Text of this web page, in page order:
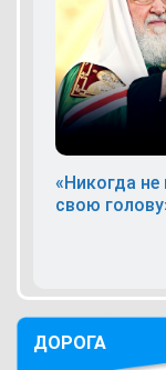
«Никогда
свою
ДОРОГА